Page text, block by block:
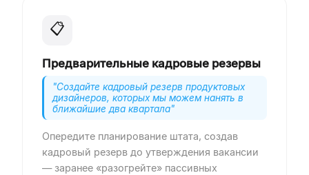
📋
Предварительные кадровые резервы
"Создайте кадровый резерв продуктовых
дизайнеров, которых мы можем нанять в
ближайшие два квартала"
Опередите планирование штата, создав
кадровый резерв до утверждения вакансии
— заранее «разогрейте» пассивных